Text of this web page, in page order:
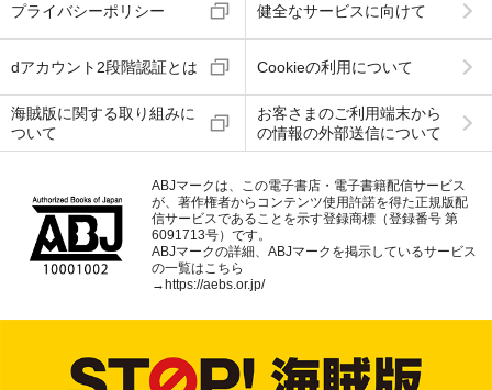
プライバシーポリシー 健全なサービスに向けて
dアカウント2段階認証とは Cookieの利用について
海賊版に関する取り組みに
ついて
お客さまのご利用端末から
の情報の外部送信について
ABJマークは、この電子書店・電子書籍配信サービス
が、著作権者からコンテンツ使用許諾を得た正規版配
信サービスであることを示す登録商標（登録番号 第
6091713号）です。
ABJマークの詳細、ABJマークを掲示しているサービス
の一覧はこちら
→https://aebs.or.jp/